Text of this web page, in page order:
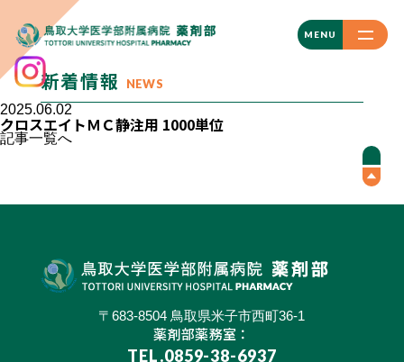
MENU
CLOSE
新着情報 NEWS
2025.06.02
クロスエイトＭＣ静注用 1000単位
記事一覧へ
〒683-8504 鳥取県米子市西町36-1
薬剤部薬務室：
TEL.0859-38-6937